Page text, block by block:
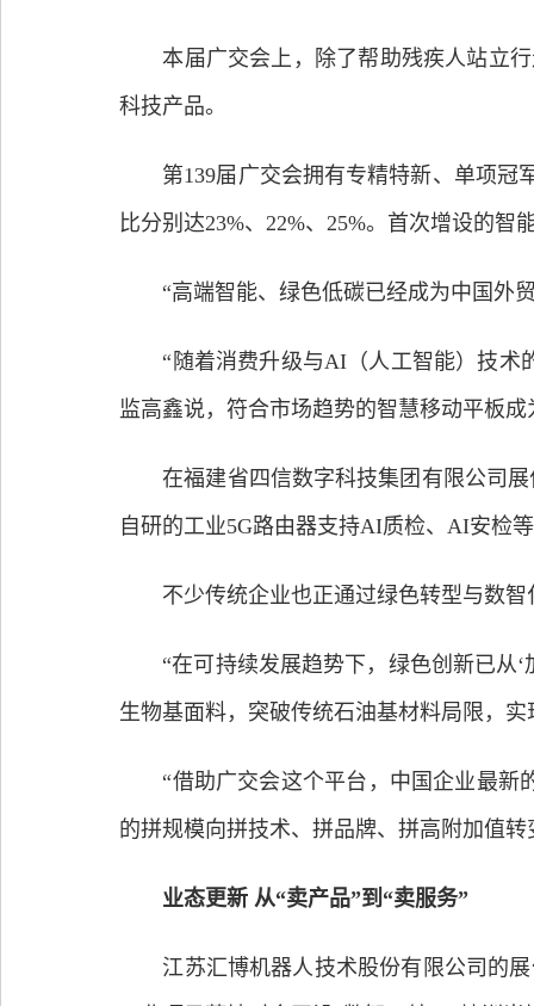
本届广交会上，除了帮助残疾人站立行
科技产品。
第139届广交会拥有专精特新、单项冠军
比分别达23%、22%、25%。首次增设的
“高端智能、绿色低碳已经成为中国外贸
“随着消费升级与AI（人工智能）技术的
监高鑫说，符合市场趋势的智慧移动平板
在福建省四信数字科技集团有限公司展
自研的工业5G路由器支持AI质检、AI安检
不少传统企业也正通过绿色转型与数智
“在可持续发展趋势下，绿色创新已从‘
生物基面料，突破传统石油基材料局限，
“借助广交会这个平台，中国企业最新的
的拼规模向拼技术、拼品牌、拼高附加值
业态更新 从“卖产品”到“卖服务”
江苏汇博机器人技术股份有限公司的展